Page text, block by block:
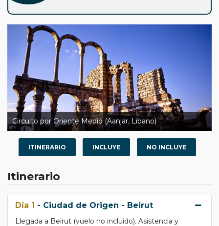
Circuito por Oriente Medio (Aanjar, Líbano)
ITINERARIO INCLUYE NO INCLUYE
Itinerario
Día 1 - Ciudad de Origen - Beirut
Llegada a Beirut (vuelo no incluido). Asistencia y